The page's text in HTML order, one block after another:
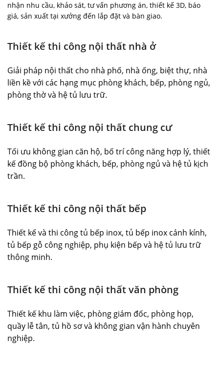
nhận nhu cầu, khảo sát, tư vấn phương án, thiết kế 3D, báo
giá, sản xuất tại xưởng đến lắp đặt và bàn giao.
Thiết kế thi công nội thất nhà ở
Giải pháp nội thất cho nhà phố, nhà ống, biệt thự, nhà
liền kề với các hạng mục phòng khách, bếp, phòng ngủ,
phòng thờ và hệ tủ lưu trữ.
Thiết kế thi công nội thất chung cư
Tối ưu không gian căn hộ, bố trí công năng hợp lý, thiết
kế đồng bộ phòng khách, bếp, phòng ngủ và hệ tủ kịch
trần.
Thiết kế thi công nội thất bếp
Thiết kế và thi công tủ bếp inox, tủ bếp inox cánh kính,
tủ bếp gỗ công nghiệp, phụ kiện bếp và hệ tủ lưu trữ
thông minh.
Thiết kế thi công nội thất văn phòng
Thiết kế khu làm việc, phòng giám đốc, phòng họp,
quầy lễ tân, tủ hồ sơ và không gian vận hành chuyên
nghiệp.